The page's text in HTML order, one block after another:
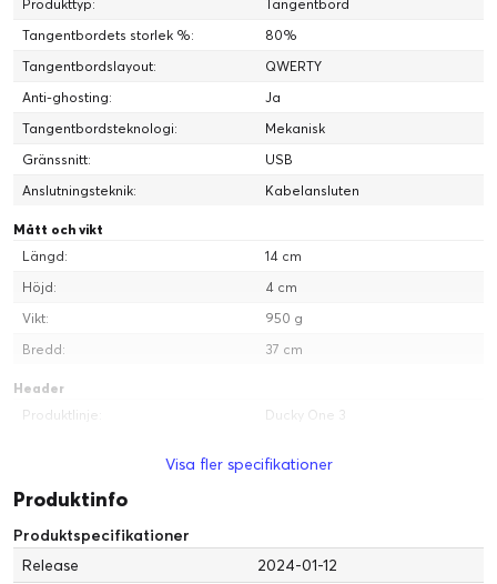
Produkttyp:
Tangentbord
Tangentbordets storlek %:
80%
Tangentbordslayout:
QWERTY
Anti-ghosting:
Ja
Tangentbordsteknologi:
Mekanisk
Gränssnitt:
USB
Anslutningsteknik:
Kabelansluten
Mått och vikt
Längd:
14 cm
Höjd:
4 cm
Vikt:
950 g
Bredd:
37 cm
Header
Produktlinje:
Ducky One 3
Tillverkare:
Märke:
Kompatibilitet:
PC
Visa fler specifikationer
Produktinfo
Produktspecifikationer
Release
2024-01-12